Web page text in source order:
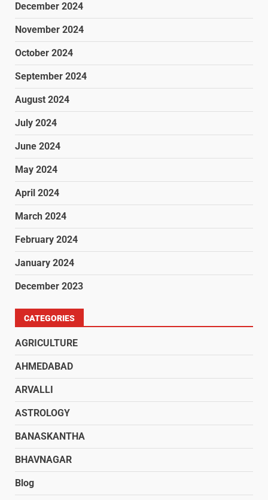
December 2024
November 2024
October 2024
September 2024
August 2024
July 2024
June 2024
May 2024
April 2024
March 2024
February 2024
January 2024
December 2023
CATEGORIES
AGRICULTURE
AHMEDABAD
ARVALLI
ASTROLOGY
BANASKANTHA
BHAVNAGAR
Blog